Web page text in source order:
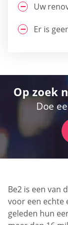
Uw
Er is
Op zoek
Doe
Be2 is een van
voor een echte
geleden hun